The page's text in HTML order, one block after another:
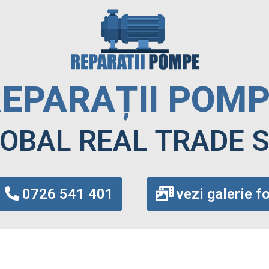
REAL TRADE
0726 541 401 vezi galerie